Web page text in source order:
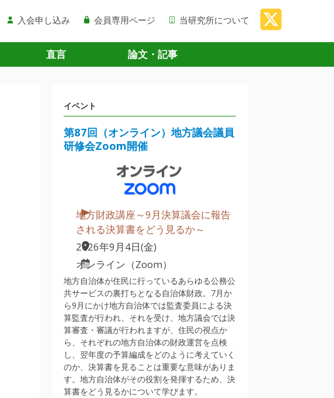
入会申し込み 会員専用ページ 当研究所について
直言 論文・記事
イベント
第87回（オンライン）地方議会議員
研修会Zoom開催
地方財政講座～9月決算議会に報告
される決算書をどう見るか～
2026年9月4日(金)
オンライン（Zoom）
地方自治体が住民に行っているあらゆる公務公
共サービスの裏打ちとなる自治体財政。7月か
ら9月にかけ地方自治体では監査委員による決
算監査が行われ、それを受け、地方議会では決
算審査・審議が行われますが、住民の視点か
ら、それぞれの地方自治体の財政運営を点検
し、翌年度の予算編成をどのように考えていく
のか、決算書を見ることは重要な意味がありま
す。地方自治体がその役割を発揮するため、決
算書をどう見るかについて学びます。